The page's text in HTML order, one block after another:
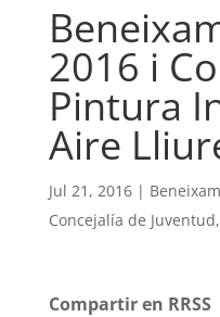
2016 i
Pintura
Aire
Jul 21, 2016|
Concejalía de Juventud,
Compartir en RRSS